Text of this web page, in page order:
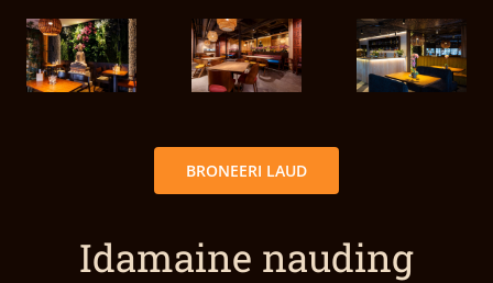
BRONEERI LAUD
Idamaine nauding